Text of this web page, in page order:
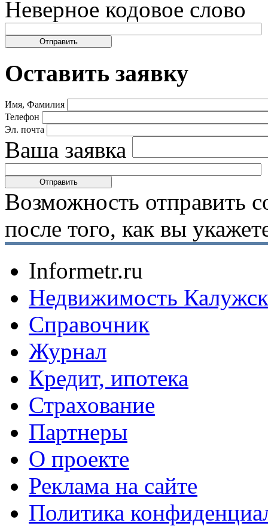
Неверное кодовое слово
Оставить заявку
Имя, Фамилия
Телефон
Эл. почта
Ваша заявка
Возможность отправить
после того, как вы
Informetr.ru
Недвижимость
Справочник
Журнал
Кредит, ипотека
Страхование
Партнеры
O проекте
Реклама на сайте
Политика